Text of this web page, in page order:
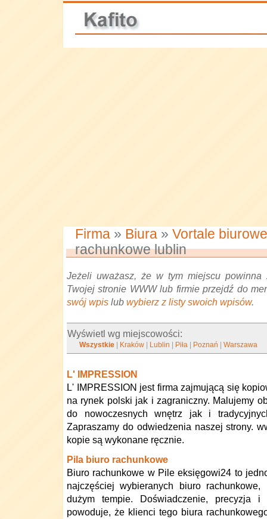
Firma » Biura » Vortale biurowe
rachunkowe lublin
Jeżeli uważasz, że w tym miejscu powinna
Twojej stronie WWW lub firmie przejdź do
swój wpis lub wybierz z listy swoich wpisów.
Wyświetl wg miejscowości:
Wszystkie Kraków Lublin Piła Poznań |Warszawa
L' IMPRESSION
L' IMPRESSION jest firma zajmującą się
na rynek polski jak i zagraniczny. Malujemy
do nowoczesnych wnętrz jak i
Zapraszamy do odwiedzenia naszej strony.
kopie są wykonane ręcznie.
Pila biuro rachunkowe
Biuro rachunkowe w Pile eksięgowi24 to
najczęściej wybieranych biuro
dużym tempie. Doświadczenie, precyzja i
powoduje, że klienci tego biura